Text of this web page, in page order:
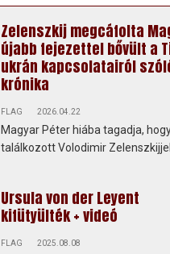
Zelenszkij megcáfolta
újabb fejezettel bővült a
ukrán kapcsolatairól
krónika
FLAG 2026.04.22
Magyar Péter hiába tagadja,
találkozott Volodimir Zelenszkijjel.
Ursula von der Leyent
kifütyülték + videó
FLAG 2025.08.08